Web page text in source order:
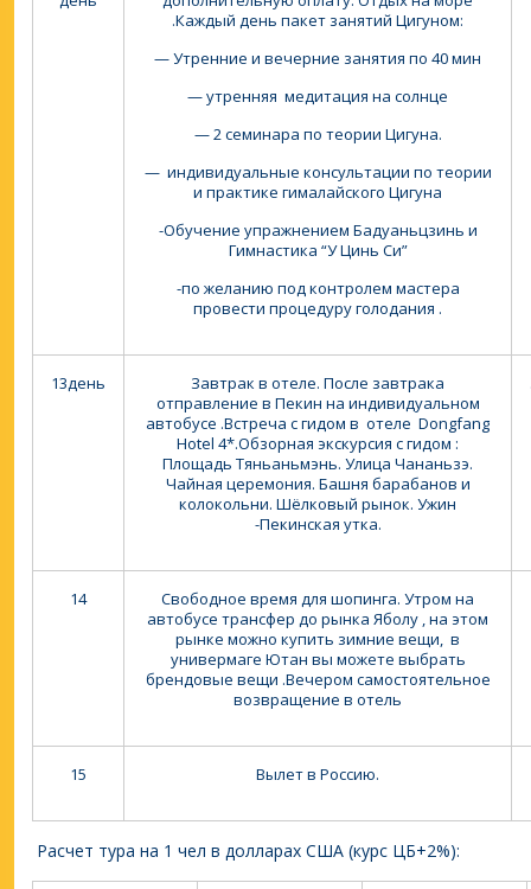
.Каждый день пакет занятий Цигуном:
— Утренние и вечерние занятия по 40 мин
— утренняя медитация на солнце
— 2 семинара по теории Цигуна.
— индивидуальные консультации по теории
и практике гималайского Цигуна
-Обучение упражнением Бадуаньцзинь и
Гимнастика “У Цинь Си”
-по желанию под контролем мастера
провести процедуру голодания .
13день
Завтрак в отеле. После завтрака
отправление в Пекин на индивидуальном
автобусе .Встреча с гидом в отеле Dongfang
Hotel 4*.Обзорная экскурсия с гидом :
Площадь Тяньаньмэнь. Улица Чананьзэ.
Чайная церемония. Башня барабанов и
колокольни. Шёлковый рынок. Ужин
-Пекинская утка.
14
Свободное время для шопинга. Утром на
автобусе трансфер до рынка Яболу , на этом
рынке можно купить зимние вещи, в
универмаге Ютан вы можете выбрать
брендовые вещи .Вечером самостоятельное
возвращение в отель
15 Вылет в Россию.
Расчет тура на 1 чел в долларах США (курс ЦБ+2%):